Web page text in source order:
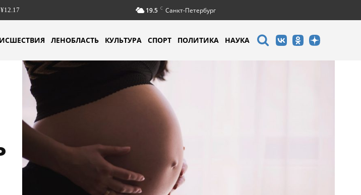
¥12.17 19.5 C Санкт-Петербург
ЛЕНОБЛАСТЬ КУЛЬТУРА СПОРТ ПОЛИТИКА НАУКА